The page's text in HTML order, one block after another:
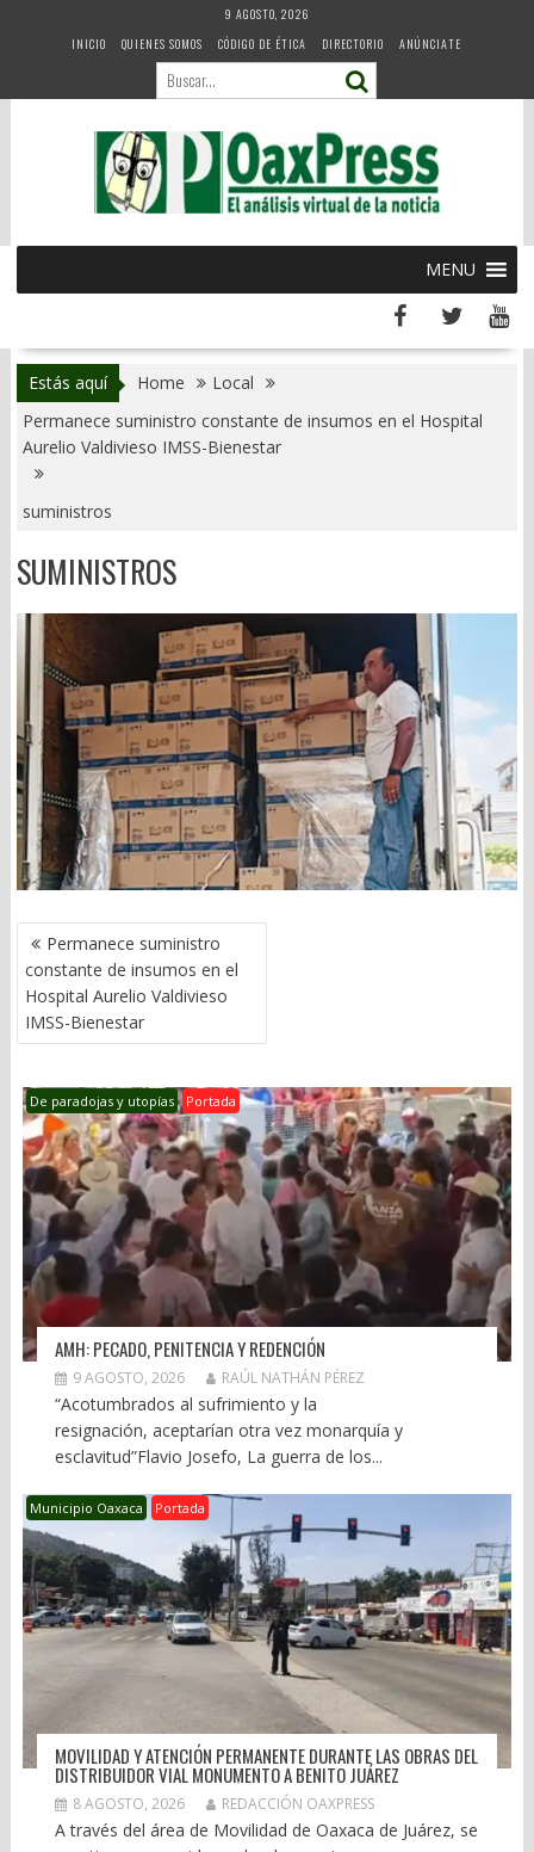
9 AGOSTO, 2026
INICIO
QUIENES SOMOS CÓDIGO DE ÉTICA DIRECTORIO ANÚNCIATE
MENU
Estás aquí Home
Local
Permanece suministro constante de insumos en el Hospital
Aurelio Valdivieso IMSS-Bienestar
suministros
SUMINISTROS
NAVEGACIÓN
DE
ENTRADAS
Permanece suministro
constante de insumos en el
Hospital Aurelio Valdivieso
IMSS-Bienestar
De paradojas y utopías Portada
AMH: PECADO, PENITENCIA Y REDENCIÓN
9 AGOSTO, 2026 RAÚL NATHÁN PÉREZ
“Acotumbrados al sufrimiento y la
resignación, aceptarían otra vez monarquía y
esclavitud”Flavio Josefo, La guerra de los...
Municipio Oaxaca Portada
MOVILIDAD Y ATENCIÓN PERMANENTE DURANTE LAS OBRAS DEL
DISTRIBUIDOR VIAL MONUMENTO A BENITO JUÁREZ
8 AGOSTO, 2026 REDACCIÓN OAXPRESS
A través del área de Movilidad de Oaxaca de Juárez, se